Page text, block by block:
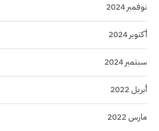
نوفمبر 2024
أكتوبر 2024
سبتمبر 2024
أبريل 2022
مارس 2022